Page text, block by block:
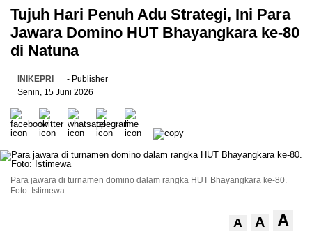
Tujuh Hari Penuh Adu Strategi, Ini Para
Jawara Domino HUT Bhayangkara ke-80
di Natuna
INIKEPRI
- Publisher
Senin, 15 Juni 2026
Para jawara di turnamen domino dalam rangka HUT Bhayangkara ke-80.
Foto: Istimewa
A A A